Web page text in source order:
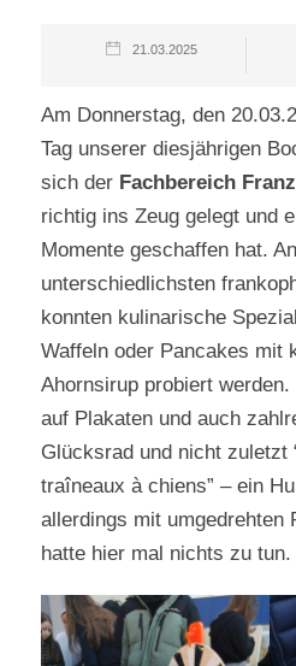
21.03.2025
Am Donnerstag, den
Tag unserer diesjährigen
sich der Fachbereich
richtig ins Zeug gelegt und
Momente geschaffen hat.
unterschiedlichsten
konnten kulinarische
Waffeln oder Pancakes mit
Ahornsirup probiert
auf Plakaten und auch
Glücksrad und nicht zuletzt
traîneaux à chiens” – ein
allerdings mit umgedrehten
hatte hier mal nichts zu tun.